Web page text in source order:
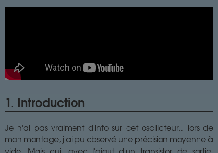
1. Introduction
Je n'ai pas vraiment d'info sur cet oscillateur... lors de
mon montage, j'ai pu observé une précision moyenne à
vide. Mais qui, avec l'ajout d'un transistor de sortie,